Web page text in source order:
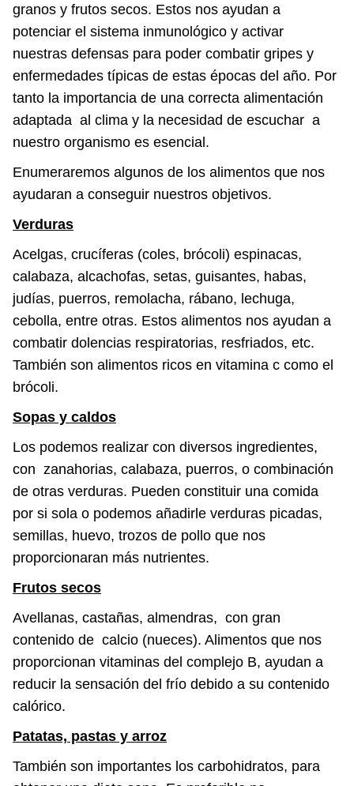
granos y frutos secos. Estos nos ayudan a
potenciar el sistema inmunológico y activar
nuestras defensas para poder combatir gripes y
enfermedades típicas de estas épocas del año. Por
tanto la importancia de una correcta alimentación
adaptada al clima y la necesidad de escuchar a
nuestro organismo es esencial.
Enumeraremos algunos de los alimentos que nos
ayudaran a conseguir nuestros objetivos.
Verduras
Acelgas, crucíferas (coles, brócoli) espinacas,
calabaza, alcachofas, setas, guisantes, habas,
judías, puerros, remolacha, rábano, lechuga,
cebolla, entre otras. Estos alimentos nos ayudan a
combatir dolencias respiratorias, resfriados, etc.
También son alimentos ricos en vitamina c como el
brócoli.
Sopas y caldos
Los podemos realizar con diversos ingredientes,
con zanahorias, calabaza, puerros, o combinación
de otras verduras. Pueden constituir una comida
por si sola o podemos añadirle verduras picadas,
semillas, huevo, trozos de pollo que nos
proporcionaran más nutrientes.
Frutos secos
Avellanas, castañas, almendras, con gran
contenido de calcio (nueces). Alimentos que nos
proporcionan vitaminas del complejo B, ayudan a
reducir la sensación del frío debido a su contenido
calórico.
Patatas, pastas y arroz
También son importantes los carbohidratos, para